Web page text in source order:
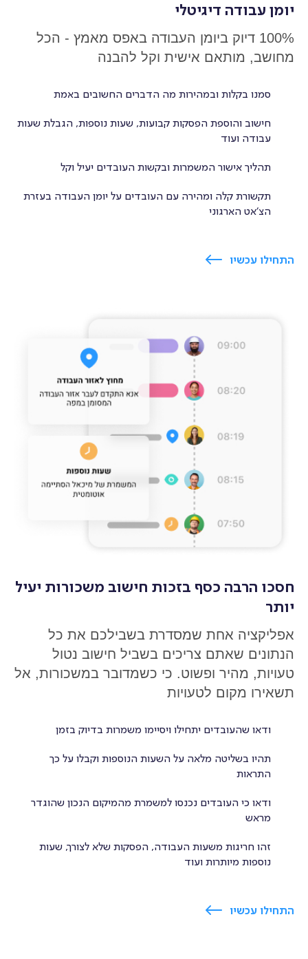
יומן עבודה דיגיטלי
100% דיוק ביומן העבודה באפס מאמץ - הכל
מחושב, מותאם אישית וקל להבנה
סמנו בקלות ובמהירות מה הדברים החשובים באמת
חישוב והוספת הפסקות קבועות, שעות נוספות, הגבלת שעות
עבודה ועוד
תהליך אישור המשמרות ובקשות העובדים יעיל וקל
תקשורת קלה ומהירה עם העובדים על יומן העבודה בעזרת
הצ׳אט הארגוני
התחילו עכשיו
חסכו הרבה כסף בזכות חישוב משכורות יעיל
יותר
אפליקציה אחת שמסדרת בשבילכם את כל
הנתונים שאתם צריכים בשביל חישוב נטול
טעויות, מהיר ופשוט. כי כשמדובר במשכורות, אל
תשאירו מקום לטעויות
ודאו שהעובדים יתחילו ויסיימו משמרות בדיוק בזמן
תהיו בשליטה מלאה על השעות הנוספות וקבלו על כך
התראות
ודאו כי העובדים נכנסו למשמרת מהמיקום הנכון שהוגדר
מראש
זהו חריגות משעות העבודה, הפסקות שלא לצורך, שעות
נוספות מיותרות ועוד
התחילו עכשיו